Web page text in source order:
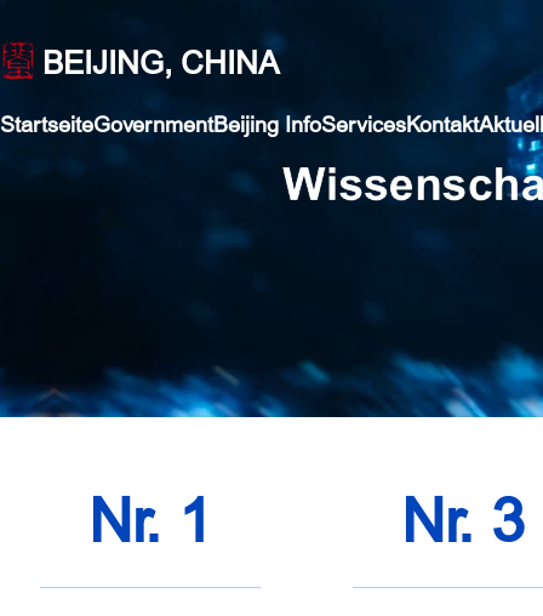
BEIJING, CHINA
StartseiteGovernmentBeijing InfoServicesKontakt
Nr. 1 Nr. 3